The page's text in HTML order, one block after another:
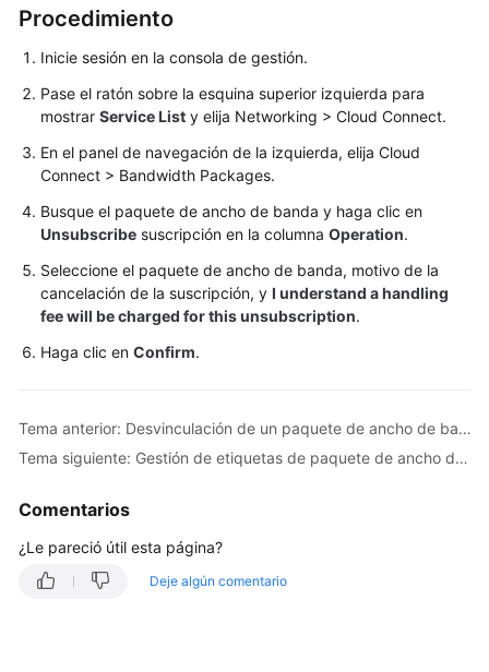
de
ancho
de
Compra
de
un
de
ancho
banda
de
un
de
de
banda
Procedimiento
Inicie sesión en la consola de gestión.
Pase el ratón sobre la esquina superior izquierda para
mostrar Service List y elija Networking > Cloud Connect.
En el panel de navegación de la izquierda, elija Cloud
Connect > Bandwidth Packages.
Busque el paquete de ancho de banda y haga clic en
Unsubscribe suscripción en la columna Operation.
Seleccione el paquete de ancho de banda, motivo de la
cancelación de la suscripción, y I understand a handling
fee will be charged for this unsubscription.
Haga clic en Confirm.
Tema anterior: Desvinculación de un paquete de ancho de banda de una conexión a la nube
Tema siguiente: Gestión de etiquetas de paquete de ancho de banda
Comentarios
¿Le pareció útil esta página?
Deje algún comentario